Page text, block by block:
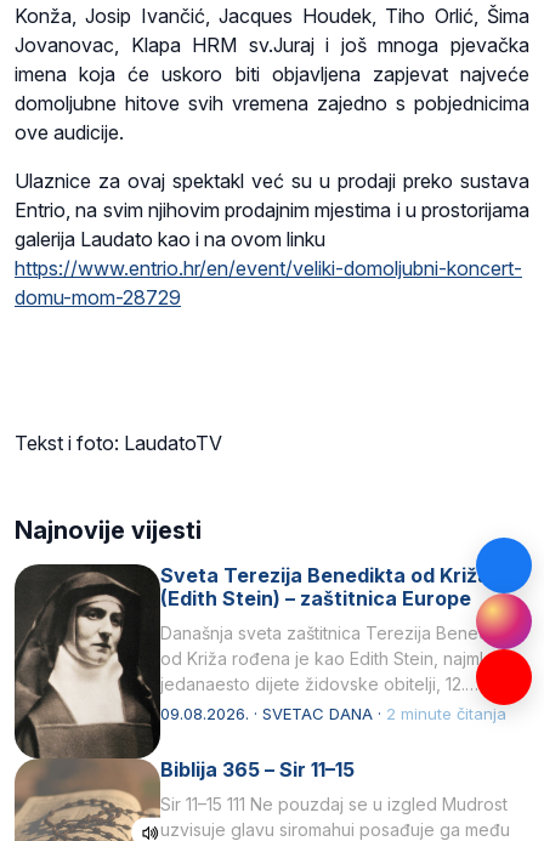
Konža, Josip Ivančić, Jacques Houdek, Tiho Orlić, Šima
Jovanovac, Klapa HRM sv.Juraj i još mnoga pjevačka
imena koja će uskoro biti objavljena zapjevat najveće
domoljubne hitove svih vremena zajedno s pobjednicima
ove audicije.
Ulaznice za ovaj spektakl već su u prodaji preko sustava
Entrio, na svim njihovim prodajnim mjestima i u prostorijama
galerija Laudato kao i na ovom linku
https://www.entrio.hr/en/event/veliki-domoljubni-koncert-
domu-mom-28729
Tekst i foto: LaudatoTV
Najnovije vijesti
Sveta Terezija Benedikta od Križa
(Edith Stein) – zaštitnica Europe
Današnja sveta zaštitnica Terezija Benedikta
od Križa rođena je kao Edith Stein, najmlađe,
jedanaesto dijete židovske obitelji, 12.
listopada 1891, u Wrocławu…
09.08.2026. · SVETAC DANA · 2 minute čitanja
Biblija 365 – Sir 11–15
Sir 11–15 111 Ne pouzdaj se u izgled Mudrost
uzvisuje glavu siromahui posađuje ga među